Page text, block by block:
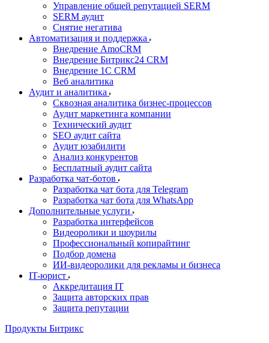
Управление общей репутацией SERM
SERM аудит
Снятие негатива
Автоматизация и поддержка
Внедрение AmoCRM
Внедрение Битрикс24 CRM
Внедрение 1C CRM
Веб аналитика
Аудит и аналитика
Сквозная аналитика бизнес-процессов
Аудит маркетинга компании
Технический аудит
SEO аудит сайта
Аудит юзабилити
Анализ конкурентов
Бесплатный аудит сайта
Разработка чат-ботов
Разработка чат бота для Telegram
Разработка чат бота для WhatsApp
Дополнительные услуги
Разработка интерфейсов
Видеоролики и шоурилы
Профессиональный копирайтинг
Подбор домена
ИИ-видеоролики для рекламы и бизнеса
IT-юрист
Аккредитация IT
Защита авторских прав
Защита репутации
Продукты Битрикс